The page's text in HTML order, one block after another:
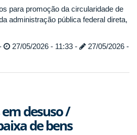
para promoção da circularidade de
administração pública federal direta,
27/05/2026 - 11:33 -
27/05/2026 -
desuso /
de bens